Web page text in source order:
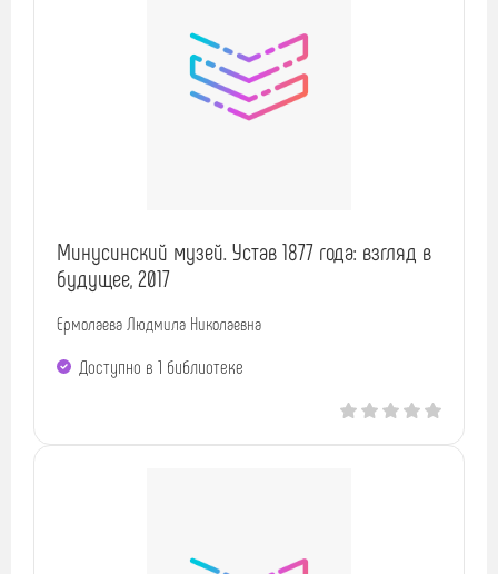
Минусинский музей. Устав 1877 года: взгляд в
будущее, 2017
Ермолаева Людмила Николаевна
Доступно в 1 библиотекe